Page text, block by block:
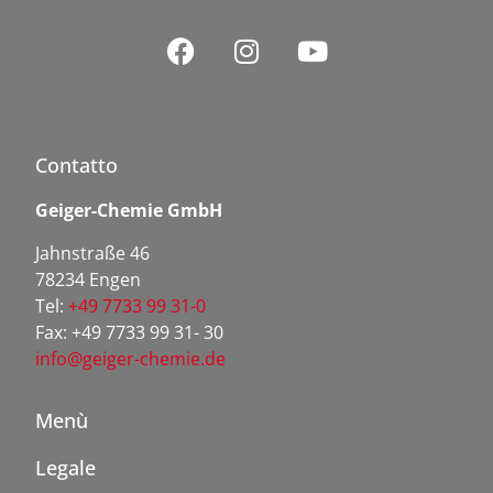
Contatto
Geiger-Chemie GmbH
Jahnstraße 46
78234 Engen
Tel: +49 7733 99 31-0
Fax: +49 7733 99 31- 30
info@geiger-chemie.de
Menù
Legale